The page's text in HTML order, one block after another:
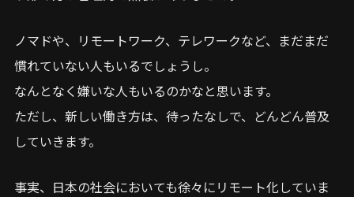
ノマドや、リモートワーク、テレワークなど、まだまだ
慣れていない人もいるでしょうし。
なんとなく嫌いな人もいるのかなと思います。
ただし、新しい働き方は、待ったなしで、どんどん普及
していきます。
事実、日本の社会においても徐々にリモート化していま